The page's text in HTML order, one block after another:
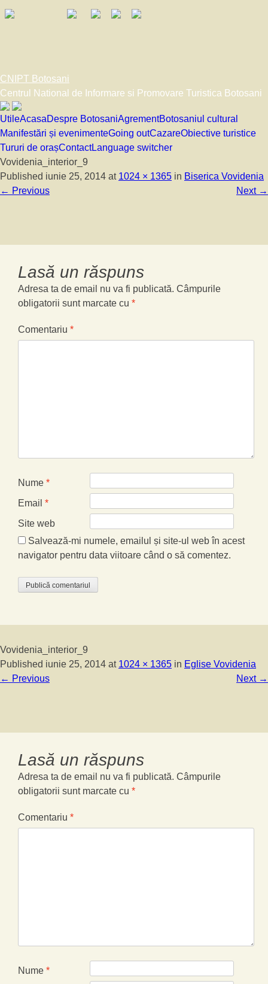
CNIPT Botosani
Centrul National de Informare si Promovare Turistica Botosani
Skip to content
UtileAcasaDespre BotosaniAgrementBotosaniul cultural
Manifestări și evenimenteGoing outCazareObiective turistice
Tururi de orașContactLanguage switcher
Vovidenia_interior_9
Published iunie 25, 2014 at 1024 × 1365 in Biserica Vovidenia
← Previous Next →
Lasă un răspuns
Adresa ta de email nu va fi publicată. Câmpurile
obligatorii sunt marcate cu *
Comentariu *
Nume *
Email *
Site web
Salvează-mi numele, emailul și site-ul web în acest
navigator pentru data viitoare când o să comentez.
Vovidenia_interior_9
Published iunie 25, 2014 at 1024 × 1365 in Eglise Vovidenia
← Previous Next →
Lasă un răspuns
Adresa ta de email nu va fi publicată. Câmpurile
obligatorii sunt marcate cu *
Comentariu *
Nume *